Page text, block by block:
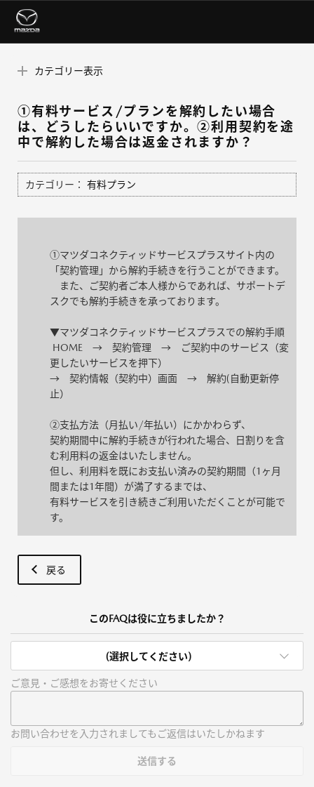
カテゴリー表示
①有料サービス/プランを解約したい場合
は、どうしたらいいですか。②利用契約を途
中で解約した場合は返金されますか？
カテゴリー： 有料プラン
➀マツダコネクティッドサービスプラスサイト内の
「契約管理」から解約手続きを行うことができます。
また、ご契約者ご本人様からであれば、サポートデ
スクでも解約手続きを承っております。
▼マツダコネクティッドサービスプラスでの解約手順
HOME → 契約管理 → ご契約中のサービス（変
更したいサービスを押下）
→ 契約情報（契約中）画面 → 解約(自動更新停
止）
②支払方法（月払い/年払い）にかかわらず、
契約期間中に解約手続きが行われた場合、日割りを含
む利用料の返金はいたしません。
但し、利用料を既にお支払い済みの契約期間（1ヶ月
間または1年間）が満了するまでは、
有料サービスを引き続きご利用いただくことが可能で
す。
戻る
このFAQは役に立ちましたか？
(選択してください)
ご意見・ご感想をお寄せください
お問い合わせを入力されましてもご返信はいたしかねます
送信する